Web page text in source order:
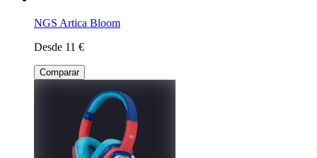
NGS Artica Bloom
Desde 11 €
Comparar